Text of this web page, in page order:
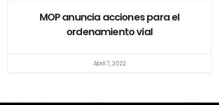
MOP anuncia acciones para el
ordenamiento vial
Abril 7, 2022